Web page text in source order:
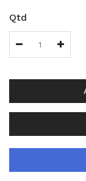
Qtd